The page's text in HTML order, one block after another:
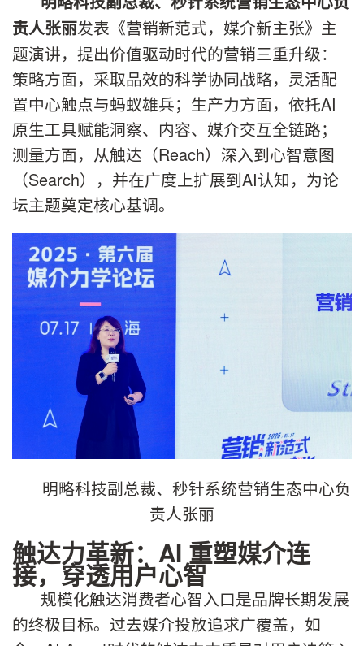
责人张丽发表《营销新范式，媒介新主张》主
题演讲，提出价值驱动时代的营销三重升级：
策略方面，采取品效的科学协同战略，灵活配
置中心触点与蚂蚁雄兵；生产力方面，依托AI
原生工具赋能洞察、内容、媒介交互全链路；
测量方面，从触达（Reach）深入到心智意图
（Search），并在广度上扩展到AI认知，为论
坛主题奠定核心基调。
明略科技副总裁、秒针系统营销生态中心负
责人张丽
触达力革新：AI 重塑媒介连
接，穿透用户心智
规模化触达消费者心智入口是品牌长期发展
的终极目标。过去媒介投放追求广覆盖，如